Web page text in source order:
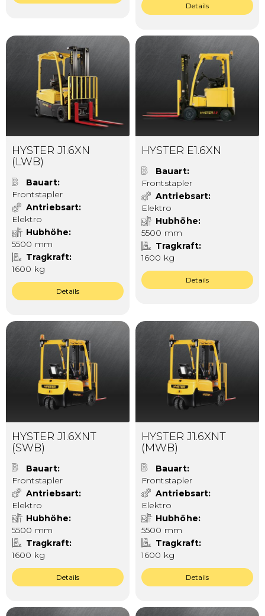
Details
HYSTER J1.6XN
(LWB)
Bauart
Frontstapler
Antriebsart
Elektro
Hubhöhe
5500 mm
Tragkraft
1600 kg
Details
HYSTER E1.6XN
Bauart
Frontstapler
Antriebsart
Elektro
Hubhöhe
5500 mm
Tragkraft
1600 kg
Details
HYSTER J1.6XNT
(SWB)
Bauart
Frontstapler
Antriebsart
Elektro
Hubhöhe
5500 mm
Tragkraft
1600 kg
Details
HYSTER J1.6XNT
(MWB)
Bauart
Frontstapler
Antriebsart
Elektro
Hubhöhe
5500 mm
Tragkraft
1600 kg
Details